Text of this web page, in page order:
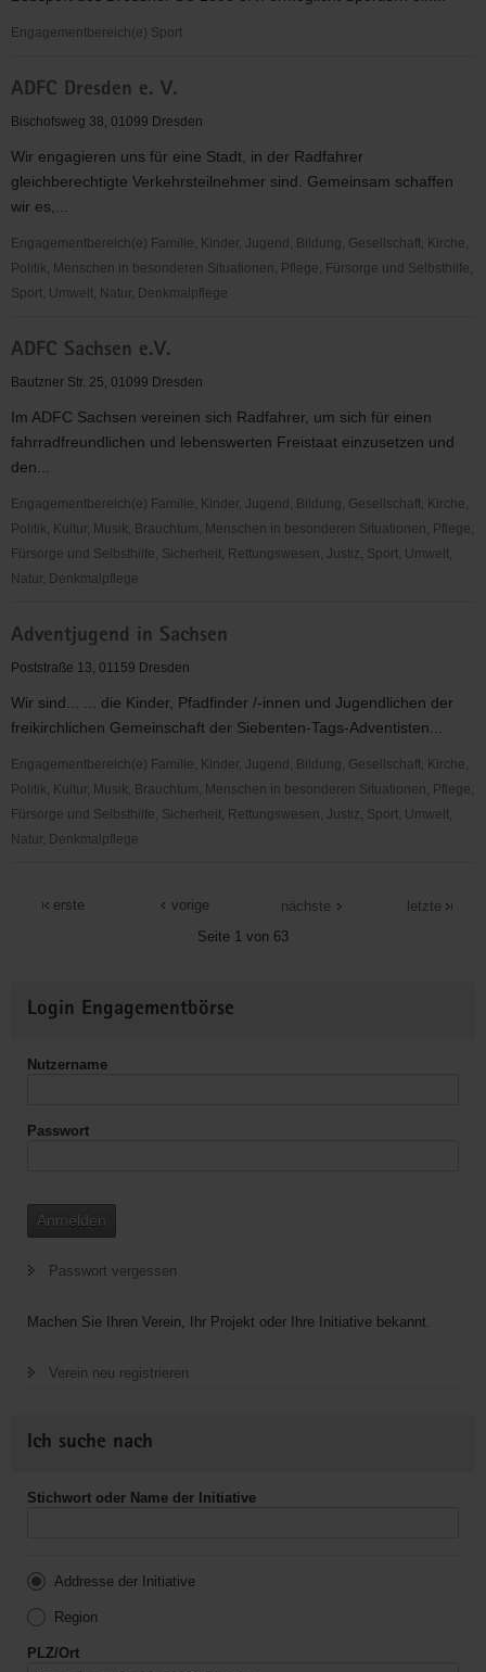
Dresden
e.V.
Engagementbereich(e) Sport
Rennrodel,
Skeleton
Bobsport
des
Dresdner
SC
1898
e.V.
ADFC Dresden e. V.
Bischofsweg 38, 01099 Dresden
Wir engagieren uns für eine Stadt, in der Radfahrer
gleichberechtigte Verkehrsteilnehmer sind. Gemeinsam schaffen
wir es,...
Engagementbereich(e) Familie, Kinder, Jugend, Bildung, Gesellschaft, Kirche,
Politik, Menschen in besonderen Situationen, Pflege, Fürsorge und Selbsthilfe,
Sport, Umwelt, Natur, Denkmalpflege
Dresden
e.
ADFC Sachsen e.V.
Bautzner Str. 25, 01099 Dresden
Im ADFC Sachsen vereinen sich Radfahrer, um sich für einen
fahrradfreundlichen und lebenswerten Freistaat einzusetzen und
den...
Engagementbereich(e) Familie, Kinder, Jugend, Bildung, Gesellschaft, Kirche,
Politik, Kultur, Musik, Brauchtum, Menschen in besonderen Situationen, Pflege,
Fürsorge und Selbsthilfe, Sicherheit, Rettungswesen, Justiz, Sport, Umwelt,
Natur, Denkmalpflege
Sachsen
e.V.
Adventjugend in Sachsen
Poststraße 13, 01159 Dresden
Wir sind... ... die Kinder, Pfadfinder /-innen und Jugendlichen der
freikirchlichen Gemeinschaft der Siebenten-Tags-Adventisten...
Engagementbereich(e) Familie, Kinder, Jugend, Bildung, Gesellschaft, Kirche,
Politik, Kultur, Musik, Brauchtum, Menschen in besonderen Situationen, Pflege,
Fürsorge und Selbsthilfe, Sicherheit, Rettungswesen, Justiz, Sport, Umwelt,
Natur, Denkmalpflege
erste
vorige
Seite 1 von 63
nächste letzte
Informationen
Login Engagementbörse
Nutzername
Passwort
Anmelden
Passwort vergessen
Machen Sie Ihren Verein, Ihr Projekt oder Ihre Initiative bekannt.
Verein neu registrieren
Ich suche nach
Stichwort oder Name der Initiative
Addresse der Initiative
Region
PLZ/Ort